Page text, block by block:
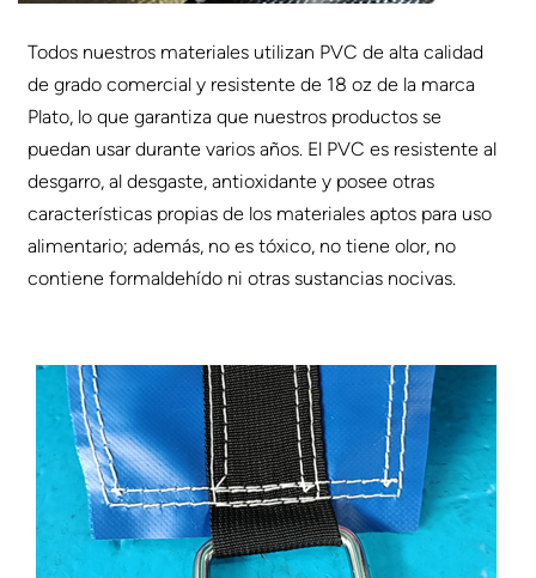
Todos nuestros materiales utilizan PVC de alta calidad
de grado comercial y resistente de 18 oz de la marca
Plato, lo que garantiza que nuestros productos se
puedan usar durante varios años. El PVC es resistente al
desgarro, al desgaste, antioxidante y posee otras
características propias de los materiales aptos para uso
alimentario; además, no es tóxico, no tiene olor, no
contiene formaldehído ni otras sustancias nocivas.